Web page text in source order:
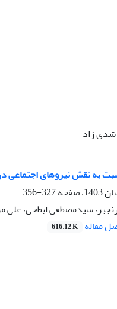
زاد
به نقش نیروهای اجتماعی در
327-356
رنجبر، سیدمصطفی ابطحی،
مقاله 616.12 K